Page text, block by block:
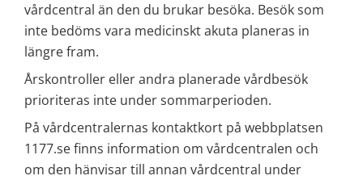
vårdcentral än den du brukar besöka. Besök som
inte bedöms vara medicinskt akuta planeras in
längre fram.
Årskontroller eller andra planerade vårdbesök
prioriteras inte under sommarperioden.
På vårdcentralernas kontaktkort på webbplatsen
1177.se finns information om vårdcentralen och
om den hänvisar till annan vårdcentral under